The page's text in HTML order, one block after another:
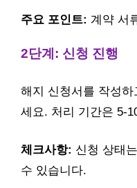
주요 포인트: 계약 서
2단계: 신청 진행
해지 신청서를 작성
세요. 처리 기간은 5-
체크사항: 신청 상태
수 있습니다.